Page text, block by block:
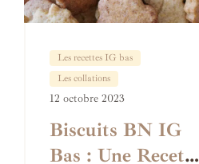
Les recettes IG bas
Les collations
12 octobre 2023
Biscuits BN IG
Bas : Une Recette